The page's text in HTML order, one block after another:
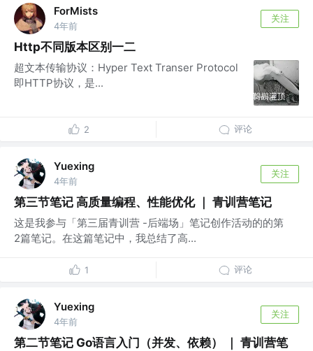
ForMists
4年前
关注
Http不同版本区别一二
超文本传输协议：Hyper Text Transer Protocol
即HTTP协议，是...
2 评论
Yuexing
4年前
关注
第三节笔记 高质量编程、性能优化 ｜ 青训营笔记
这是我参与「第三届青训营 -后端场」笔记创作活动的的第
2篇笔记。在这篇笔记中，我总结了高...
1 评论
Yuexing
4年前
关注
第二节笔记 Go语言入门（并发、依赖） ｜ 青训营笔